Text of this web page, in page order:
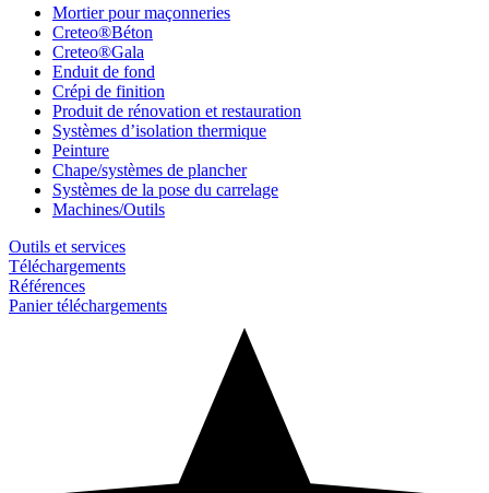
Mortier pour maçonneries
Creteo®Béton
Creteo®Gala
Enduit de fond
Crépi de finition
Produit de rénovation et restauration
Systèmes d’isolation thermique
Peinture
Chape/systèmes de plancher
Systèmes de la pose du carrelage
Machines/Outils
Outils et services
Téléchargements
Références
Panier téléchargements